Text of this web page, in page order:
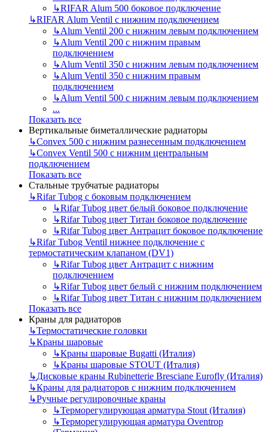
↳RIFAR Alum 500 боковое подключение
↳RIFAR Alum Ventil с нижним подключением
↳Alum Ventil 200 с нижним левым подключением
↳Alum Ventil 200 с нижним правым
подключением
↳Alum Ventil 350 с нижним левым подключением
↳Alum Ventil 350 с нижним правым
подключением
↳Alum Ventil 500 с нижним левым подключением
...
Показать все
Вертикальные биметаллические радиаторы
↳Convex 500 с нижним разнесенным подключением
↳Convex Ventil 500 с нижним центральным
подключением
Показать все
Стальные трубчатые радиаторы
↳Rifar Tubog с боковым подключением
↳Rifar Tubog цвет белый боковое подключение
↳Rifar Tubog цвет Титан боковое подключение
↳Rifar Tubog цвет Антрацит боковое подключение
↳Rifar Tubog Ventil нижнее подключение с
термостатическим клапаном (DV1)
↳Rifar Tubog цвет Антрацит с нижним
подключением
↳Rifar Tubog цвет белый с нижним подключением
↳Rifar Tubog цвет Титан с нижним подключением
Показать все
Краны для радиаторов
↳Термостатические головки
↳Краны шаровые
↳Краны шаровые Bugatti (Италия)
↳Краны шаровые STOUT (Италия)
↳Дисковые краны Rubinetterie Bresciane Eurofly (Италия)
↳Краны для радиаторов с нижним подключением
↳Ручные регулировочные краны
↳Терморегулирующая арматура Stout (Италия)
↳Терморегулирующая арматура Oventrop